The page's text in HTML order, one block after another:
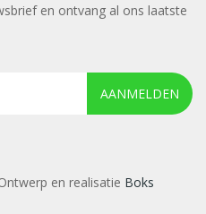
en ontvang al ons laatste
AANMELDEN
en realisatie Boks